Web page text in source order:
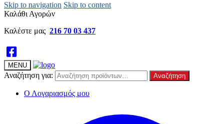
Skip to navigation Skip to content
Καλάθι Αγορών
Καλέστε μας 216 70 03 437
MENU
Αναζήτηση για: Αναζήτηση
Ο Λογαριασμός μου